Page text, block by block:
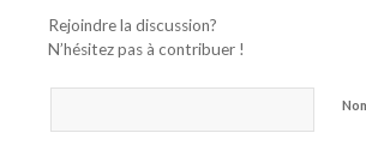
Rejoindre la discussion?
N’hésitez pas à contribuer !